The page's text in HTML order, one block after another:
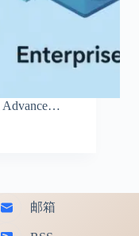
Advance…
邮箱